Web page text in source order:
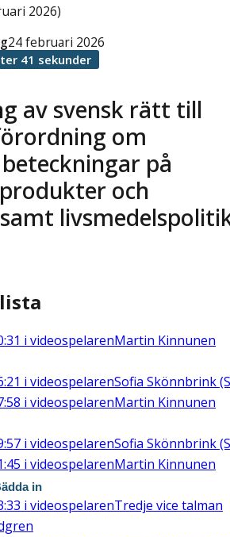
2026)
av svensk rätt till
om
på
och
24 februari 2026
41 sekunder
i videospelarenMartin Kinnunen
i videospelarenSofia Skönnbrink
i videospelarenMartin Kinnunen
i videospelarenSofia Skönnbrink
i videospelarenMartin Kinnunen
i videospelarenTredje vice talman
in